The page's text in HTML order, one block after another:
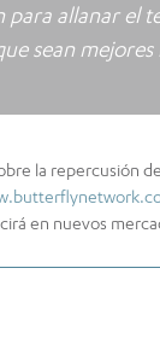
para allanar el
sean
la repercusión
en nuevos